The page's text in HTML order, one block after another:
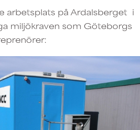
arbetsplats på Ardalsberget i
miljökraven som Göteborgs